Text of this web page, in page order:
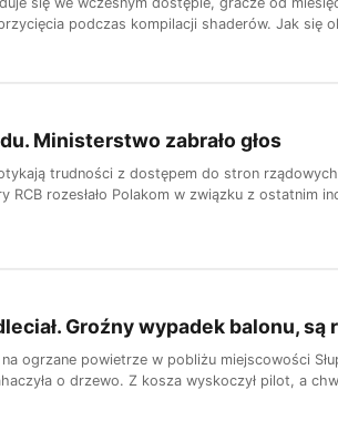
podczas kompilacji shaderów. Jak się
Ministerstwo zabrało głos
trudności z dostępem do stron
RCB rozesłało Polakom w związku z ostatnim
Groźny wypadek balonu, są
ogrzane powietrze w pobliżu miejscowości
o drzewo. Z kosza wyskoczył pilot, a